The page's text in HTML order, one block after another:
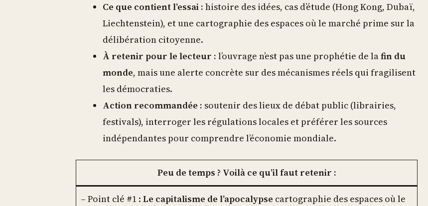
Ce que contient l’essai : histoire des idées, cas d’étude (Hong Kong, Dubaï,
Liechtenstein), et une cartographie des espaces où le marché prime sur la
délibération citoyenne.
À retenir pour le lecteur : l’ouvrage n’est pas une prophétie de lafin du
monde, mais une alerte concrète sur des mécanismes réels qui fragilisent
les démocraties.
Action recommandée : soutenir des lieux de débat public (librairies,
festivals), interroger les régulations locales et préférer les sources
indépendantes pour comprendre l’économie mondiale.
Peu de temps ? Voilà ce qu’il faut retenir :
– Point clé #1 : Le capitalisme de l’apocalypse cartographie des espaces où le